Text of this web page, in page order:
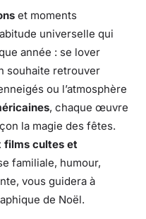
et moments
universelle qui
année : se lover
souhaite retrouver
ou l’atmosphère
, chaque œuvre
la magie des fêtes.
films cultes et
familiale, humour,
vous guidera à
de Noël.